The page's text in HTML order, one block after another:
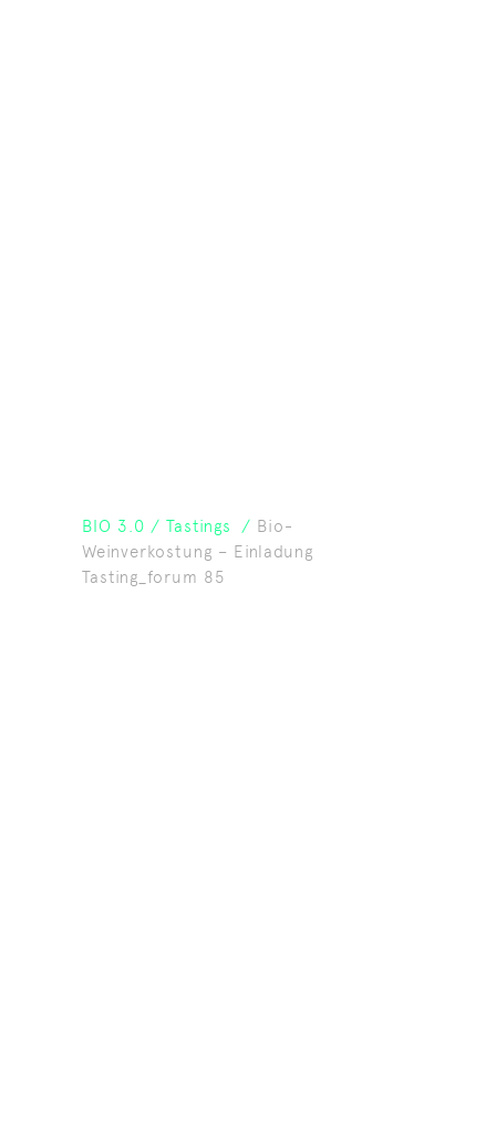
BIO 3.0 / Tastings / Bio-
Weinverkostung – Einladung
Tasting_forum 85